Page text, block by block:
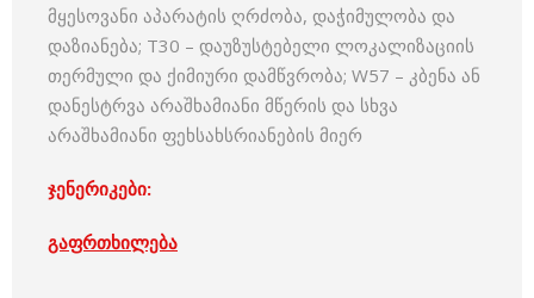
მყესოვანი აპარატის ღრძობა, დაჭიმულობა და
დაზიანება; T30 – დაუზუსტებელი ლოკალიზაციის
თერმული და ქიმიური დამწვრობა; W57 – კბენა ან
დანესტრვა არაშხამიანი მწერის და სხვა
არაშხამიანი ფეხსახსრიანების მიერ
ჯენერიკები:
გაფრთხილება